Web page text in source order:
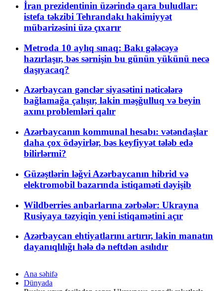
İran prezidentinin üzərində qara buludlar:
istefa təkzibi Tehrandakı hakimiyyət
mübarizəsini üzə çıxarır
Metroda 10 aylıq sınaq: Bakı gələcəyə
hazırlaşır, bəs sərnişin bu günün yükünü necə
daşıyacaq?
Azərbaycan gənclər siyasətini nəticələrə
bağlamağa çalışır, lakin məşğulluq və beyin
axını problemləri qalır
Azərbaycanın kommunal hesabı: vətəndaşlar
daha çox ödəyirlər, bəs keyfiyyət tələb edə
bilirlərmi?
Güzəştlərin ləğvi Azərbaycanın hibrid və
elektromobil bazarında istiqaməti dəyişib
Wildberries anbarlarına zərbələr: Ukrayna
Rusiyaya təzyiqin yeni istiqamətini açır
Azərbaycan ehtiyatlarını artırır, lakin manatın
dayanıqlılığı hələ də neftdən asılıdır
Ana səhifə
Dünyada